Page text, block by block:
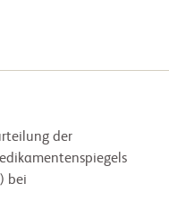
der
bei